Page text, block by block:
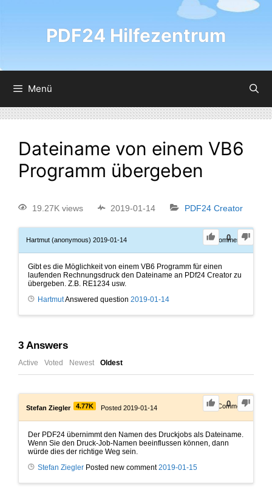
PDF24 Hilfezentrum
Menü
Dateiname von einem VB6
Programm übergeben
19.27K views 2019-01-14 PDF24 Creator
0
Hartmut (anonymous) 2019-01-14 0Comments
Gibt es die Möglichkeit von einem VB6 Programm für einen
laufenden Rechnungsdruck den Dateiname an PDf24 Creator zu
übergeben. Z.B. RE1234 usw.
HartmutAnswered question 2019-01-14
3 Answers
Active Voted Newest Oldest
0
Stefan Ziegler 4.77K Posted 2019-01-14 1 Comment
Der PDF24 übernimmt den Namen des Druckjobs als Dateiname.
Wenn Sie den Druck-Job-Namen beeinflussen können, dann
würde dies der richtige Weg sein.
Stefan Ziegler Posted new comment2019-01-15